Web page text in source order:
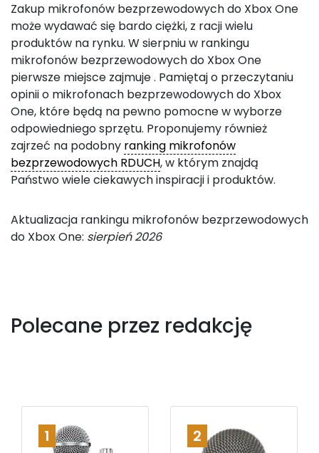
Zakup mikrofonów bezprzewodowych do Xbox One
może wydawać się bardo ciężki, z racji wielu
produktów na rynku. W sierpniu w rankingu
mikrofonów bezprzewodowych do Xbox One
pierwsze miejsce zajmuje. Pamiętaj o przeczytaniu
opinii o mikrofonach bezprzewodowych do Xbox
One, które będą na pewno pomocne w wyborze
odpowiedniego sprzętu. Proponujemy również
zajrzeć na podobny ranking mikrofonów
bezprzewodowych RDUCH, w którym znajdą
Państwo wiele ciekawych inspiracji i produktów.
Aktualizacja rankingu mikrofonów bezprzewodowych
do Xbox One: sierpień 2026
Polecane przez redakcję
1 2